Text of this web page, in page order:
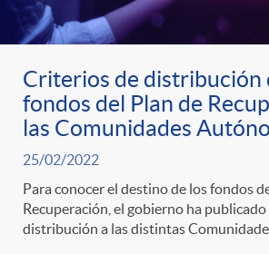
C
a
t
e
o
s
Criterios de distribución
fondos del Plan de
las Comunidades
25/02/2022
Para conocer el destino de los fondos
Recuperación, el gobierno ha
distribución a las distintas